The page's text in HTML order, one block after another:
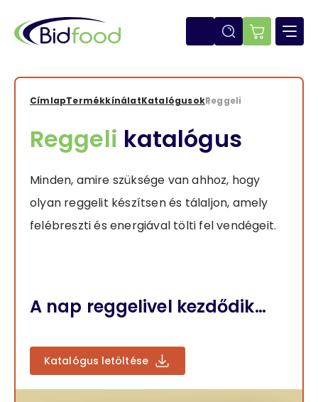
tartalomra
E-
CímlapTermékkínálatKatalógusokReggeli
Reggeli katalógus
Minden, amire szüksége van ahhoz, hogy
olyan reggelit készítsen és tálaljon, amely
felébreszti és energiával tölti fel vendégeit.
A nap reggelivel kezdődik…
Katalógus letöltése